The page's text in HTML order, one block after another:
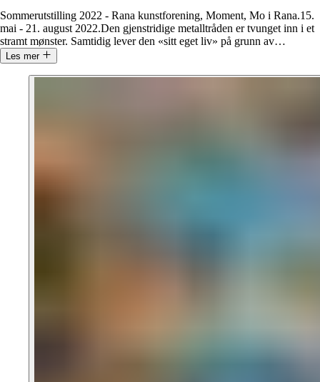
Sommerutstilling 2022 - Rana kunstforening, Moment, Mo i Rana.15.
mai - 21. august 2022.Den gjenstridige metalltråden er tvunget inn i et
stramt mønster. Samtidig lever den «sitt eget liv» på grunn av…
Les mer